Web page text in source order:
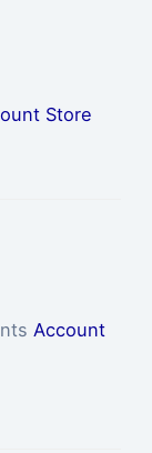
Store
Account